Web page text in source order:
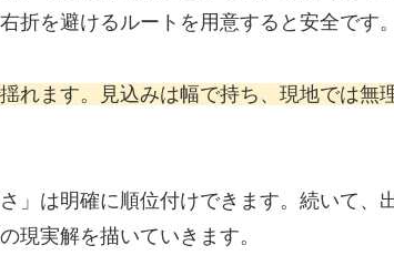
折を避けるルートを用意すると安全です。
れます。見込みは幅で持ち、現地では無
」は明確に順位付けできます。続いて、
現実解を描いていきます。